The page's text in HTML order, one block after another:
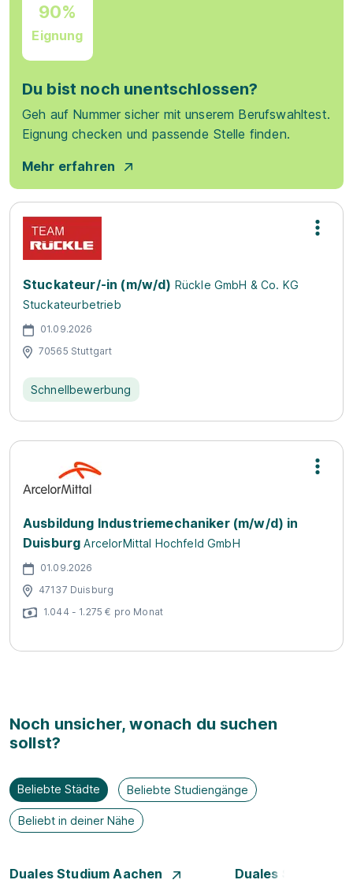
90%
Eignung
Du bist noch unentschlossen?
Geh auf Nummer sicher mit unserem Berufswahltest.
Eignung checken und passende Stelle finden.
Mehr erfahren
Stuckateur/-in (m/w/d) Rückle GmbH & Co. KG
Stuckateurbetrieb
01.09.2026
70565 Stuttgart
Schnellbewerbung
Ausbildung Industriemechaniker (m/w/d) in
Duisburg ArcelorMittal Hochfeld GmbH
01.09.2026
47137 Duisburg
1.044 - 1.275 € pro Monat
Noch unsicher, wonach du suchen
sollst?
Beliebte Städte Beliebte Studiengänge
Beliebt in deiner Nähe
Duales Studium Aachen
Duales Studium